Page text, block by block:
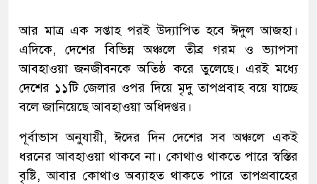
আর মাত্র এক সপ্তাহ পরই উদ্যাপিত হবে ঈদুল আজহা।
এদিকে, দেশের বিভিন্ন অঞ্চলে তীব্র গরম ও ভ্যাপসা
আবহাওয়া জনজীবনকে অতিষ্ঠ করে তুলেছে। এরই মধ্যে
দেশের ১১টি জেলার ওপর দিয়ে মৃদু তাপপ্রবাহ বয়ে যাচ্ছে
বলে জানিয়েছে আবহাওয়া অধিদপ্তর।
পূর্বাভাস অনুযায়ী, ঈদের দিন দেশের সব অঞ্চলে একই
ধরনের আবহাওয়া থাকবে না। কোথাও থাকতে পারে স্বস্তির
বৃষ্টি, আবার কোথাও অব্যাহত থাকতে পারে তাপপ্রবাহের